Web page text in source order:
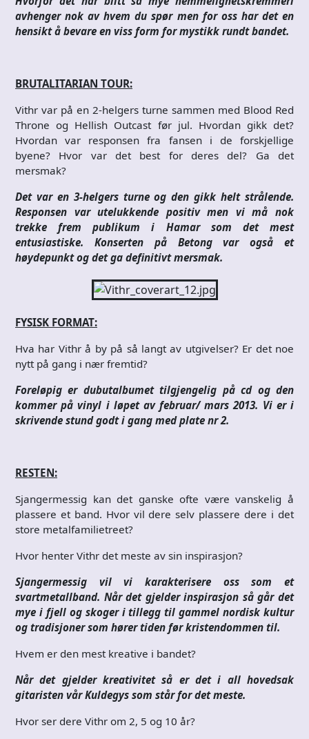
avhenger nok av hvem du spør men for oss har det en
hensikt å bevare en viss form for mystikk rundt bandet.
BRUTALITARIAN TOUR:
Vithr var på en 2-helgers turne sammen med Blood Red
Throne og Hellish Outcast før jul. Hvordan gikk det?
Hvordan var responsen fra fansen i de forskjellige
byene? Hvor var det best for deres del? Ga det
mersmak?
Det var en 3-helgers turne og den gikk helt strålende.
Responsen var utelukkende positiv men vi må nok
trekke frem publikum i Hamar som det mest
entusiastiske. Konserten på Betong var også et
høydepunkt og det ga definitivt mersmak.
FYSISK FORMAT:
Hva har Vithr å by på så langt av utgivelser? Er det noe
nytt på gang i nær fremtid?
Foreløpig er dubutalbumet tilgjengelig på cd og den
kommer på vinyl i løpet av februar/ mars 2013. Vi er i
skrivende stund godt i gang med plate nr 2.
RESTEN:
Sjangermessig kan det ganske ofte være vanskelig å
plassere et band. Hvor vil dere selv plassere dere i det
store metalfamilietreet?
Hvor henter Vithr det meste av sin inspirasjon?
Sjangermessig vil vi karakterisere oss som et
svartmetallband. Når det gjelder inspirasjon så går det
mye i fjell og skoger i tillegg til gammel nordisk kultur
og tradisjoner som hører tiden før kristendommen til.
Hvem er den mest kreative i bandet?
Når det gjelder kreativitet så er det i all hovedsak
gitaristen vår Kuldegys som står for det meste.
Hvor ser dere Vithr om 2, 5 og 10 år?